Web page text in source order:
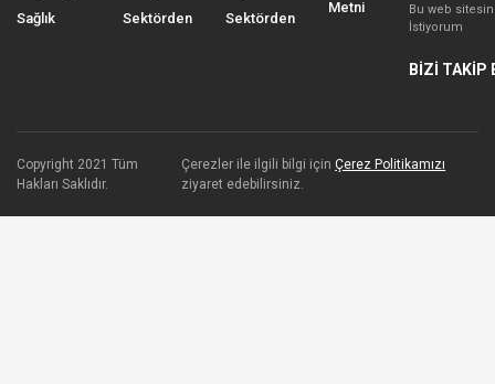
Sağlık
Sektörden
Sektörden
Metni
Bu web
İstiyorum
BİZİ TAKİP
Copyright 2021 Tüm
Hakları Saklıdır.
Çerezler ile ilgili bilgi içinÇerez Politikamızı
ziyaret edebilirsiniz.